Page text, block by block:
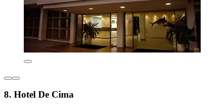
8. Hotel De Cima